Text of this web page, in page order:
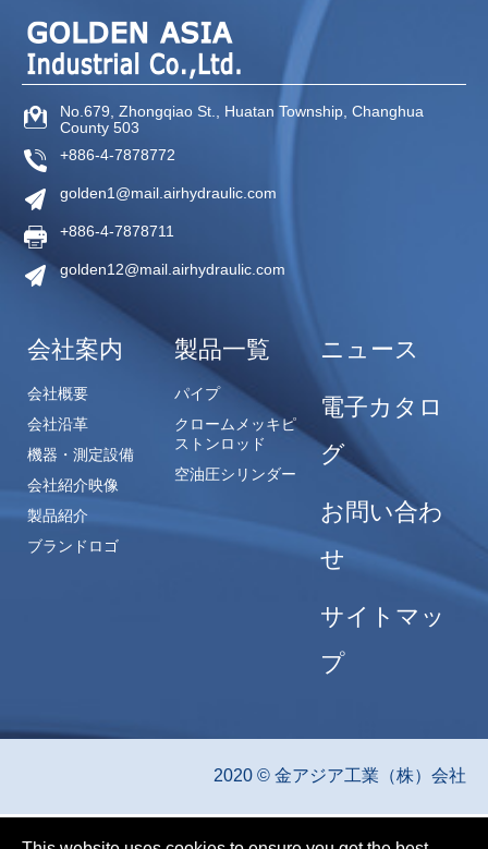
No.679, Zhongqiao St., Huatan Township, Changhua
County 503
+886-4-7878772
golden1@mail.airhydraulic.com
+886-4-7878711
golden12@mail.airhydraulic.com
会社案内
会社概要
会社沿革
機器・測定設備
会社紹介映像
製品紹介
ブランドロゴ
製品一覧
パイプ
クロームメッキピ
ストンロッド
空油圧シリンダー
ニュース
電子カタロ
グ
お問い合わ
せ
サイトマッ
プ
2020 © 金アジア工業（株）会社